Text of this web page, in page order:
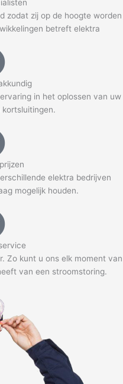
zodat zij op de hoogte worden
betreft elektra
in het oplossen van uw
elektra bedrijven
mogelijk houden.
Zo kunt u ons elk moment van
van een stroomstoring.